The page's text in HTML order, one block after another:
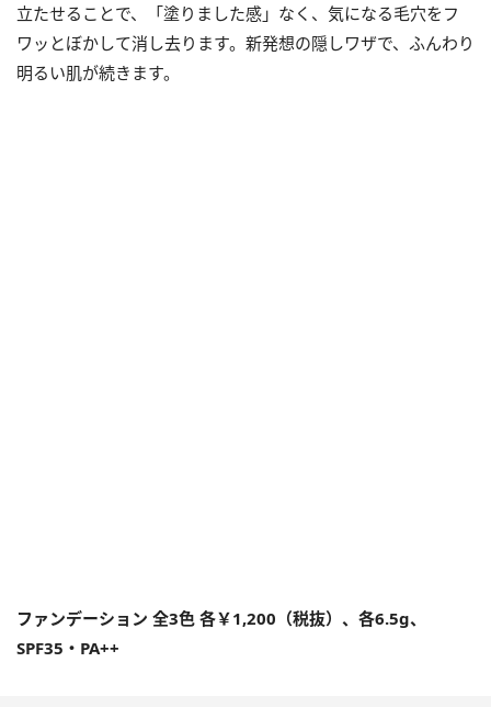
立たせることで、「塗りました感」なく、気になる毛穴をフ
ワッとぼかして消し去ります。新発想の隠しワザで、ふんわり
明るい肌が続きます。
ファンデーション 全3色 各￥1,200（税抜）、各6.5g、
SPF35・PA++